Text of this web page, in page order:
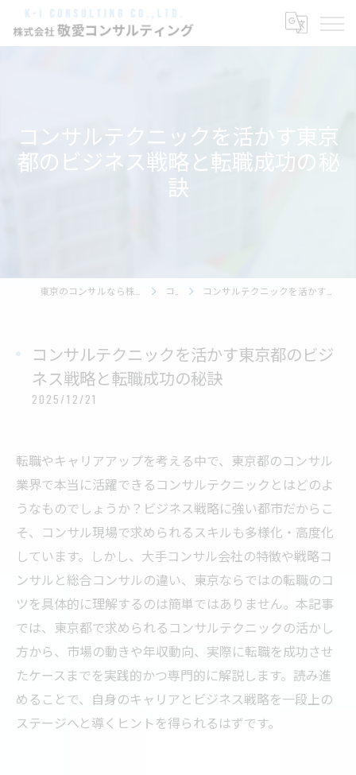
コンサルテクニックを活かす東京
都のビジネス戦略と転職成功の秘
訣
コラム コンサルテクニックを活かす東京都のビジネス戦略と転職成功の秘訣
コンサルテクニックを活かす東京都のビジ
ネス戦略と転職成功の秘訣
2025/12/21
転職やキャリアアップを考える中で、東京都のコンサル
業界で本当に活躍できるコンサルテクニックとはどのよ
うなものでしょうか？ビジネス戦略に強い都市だからこ
そ、コンサル現場で求められるスキルも多様化・高度化
しています。しかし、大手コンサル会社の特徴や戦略コ
ンサルと総合コンサルの違い、東京ならではの転職のコ
ツを具体的に理解するのは簡単ではありません。本記事
では、東京都で求められるコンサルテクニックの活かし
方から、市場の動きや年収動向、実際に転職を成功させ
たケースまでを実践的かつ専門的に解説します。読み進
めることで、自身のキャリアとビジネス戦略を一段上の
ステージへと導くヒントを得られるはずです。